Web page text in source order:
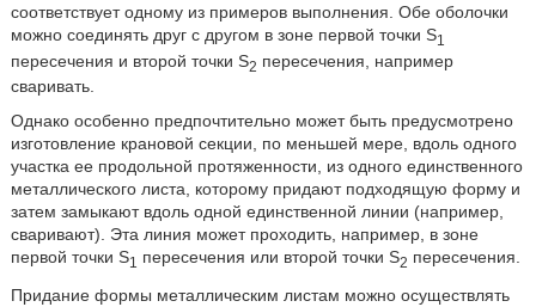
соответствует одному из примеров выполнения. Обе оболочки
можно соединять друг с другом в зоне первой точки S1
пересечения и второй точки S2 пересечения, например
сваривать.
Однако особенно предпочтительно может быть предусмотрено
изготовление крановой секции, по меньшей мере, вдоль одного
участка ее продольной протяженности, из одного единственного
металлического листа, которому придают подходящую форму и
затем замыкают вдоль одной единственной линии (например,
сваривают). Эта линия может проходить, например, в зоне
первой точки S1 пересечения или второй точки S2 пересечения.
Придание формы металлическим листам можно осуществлять